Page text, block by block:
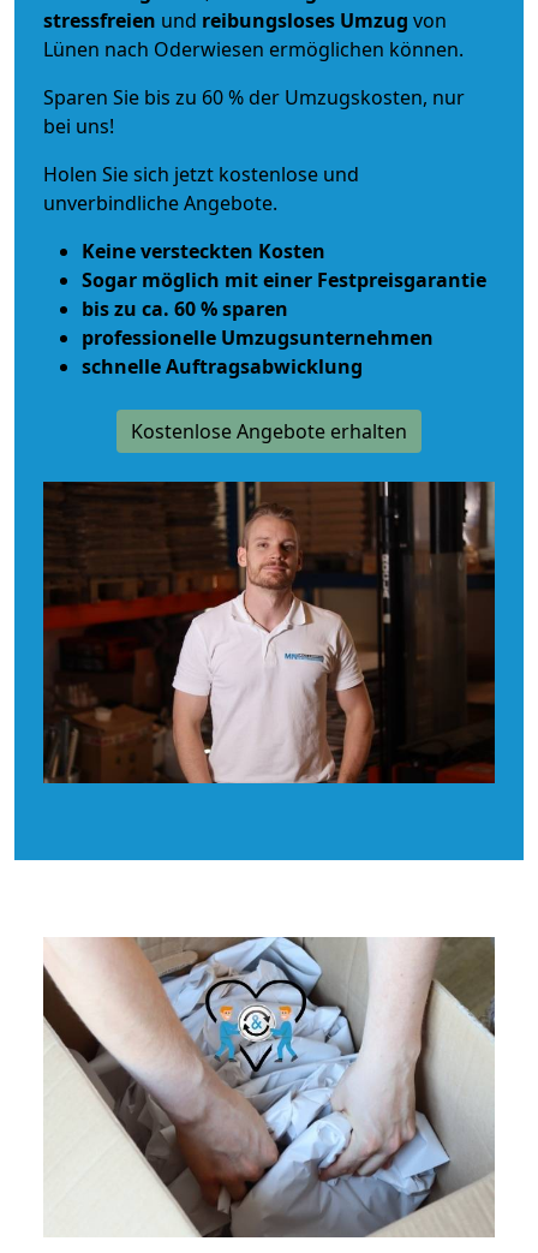
stressfreien und reibungsloses Umzug von
Lünen nach Oderwiesen ermöglichen können.
Sparen Sie bis zu 60 % der Umzugskosten, nur
bei uns!
Holen Sie sich jetzt kostenlose und
unverbindliche Angebote.
Keine versteckten Kosten
Sogar möglich mit einer Festpreisgarantie
bis zu ca. 60 % sparen
professionelle Umzugsunternehmen
schnelle Auftragsabwicklung
Kostenlose Angebote erhalten